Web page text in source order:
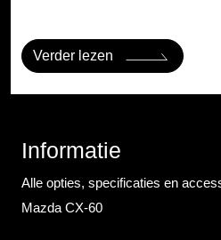
Verder lezen
Informatie
Alle opties, specificaties en
Mazda CX-60